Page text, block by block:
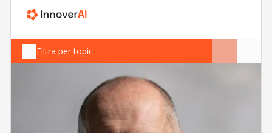
Filtra per topic